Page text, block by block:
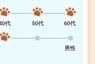
代 50代
60代
男性